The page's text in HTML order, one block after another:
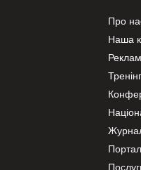
Про
Наша